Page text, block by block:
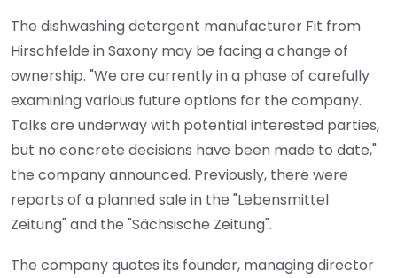
The dishwashing detergent manufacturer Fit from
Hirschfelde in Saxony may be facing a change of
ownership. "We are currently in a phase of carefully
examining various future options for the company.
Talks are underway with potential interested parties,
but no concrete decisions have been made to date,"
the company announced. Previously, there were
reports of a planned sale in the "Lebensmittel
Zeitung" and the "Sächsische Zeitung".
The company quotes its founder, managing director